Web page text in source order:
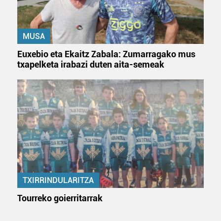
MUSA
Euxebio eta Ekaitz Zabala: Zumarragako mus
txapelketa irabazi duten aita-semeak
TXIRRINDULARITZA
Tourreko goierritarrak